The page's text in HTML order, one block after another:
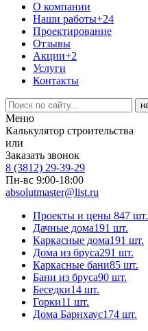
О компании
Наши работы+24
Проектирование
Отзывы
Акции+2
Услуги
Контакты
Меню
Калькулятор строительства
или
Заказать звонок
8 (3812) 29-39-29
Пн-вс 9:00-18:00
absolutmaster@list.ru
Проекты и цены 847 шт.
Дачные дома191 шт.
Каркасные дома191 шт.
Дома из бруса291 шт.
Каркасные бани85 шт.
Бани из бруса90 шт.
Беседки14 шт.
Горки11 шт.
Дома Барнхаус174 шт.